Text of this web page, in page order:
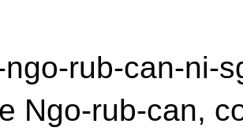
ngo-rub-can-ni-
Ngo-rub-can,